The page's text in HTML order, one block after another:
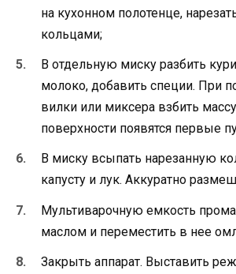
на кухонном полотенце,
кольцами;
В отдельную миску разбить
молоко, добавить специи. При
вилки или миксера взбить
поверхности появятся первые
В миску всыпать нарезанную
капусту и лук. Аккуратно
Мультиварочную емкость
маслом и переместить в нее
Закрыть аппарат. Выставить